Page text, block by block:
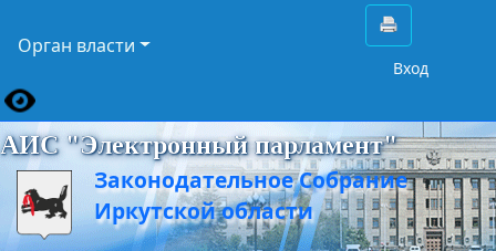
Орган власти
Вход
АИС "Электронный парламент"
Законодательное Собрание
Иркутской области